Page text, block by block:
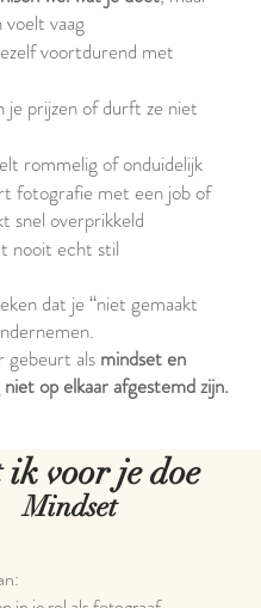
vaag
voortdurend met
je prijzen of durft ze niet
rommelig of onduidelijk
fotografie met een job of
snel overprikkeld
nooit echt stil
dat je “niet gemaakt
gebeurt als mindset en
niet op elkaar afgestemd zijn.
ik voor je doe​​
Mindset